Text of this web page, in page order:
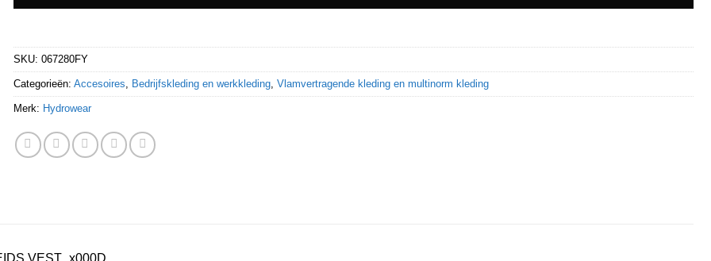
SKU:067280FY
Categorieën:Accesoires, Bedrijfskleding en werkkleding,Vlamvertragende kleding en multinorm kleding
Merk: Hydrowear
VEST_x000D_